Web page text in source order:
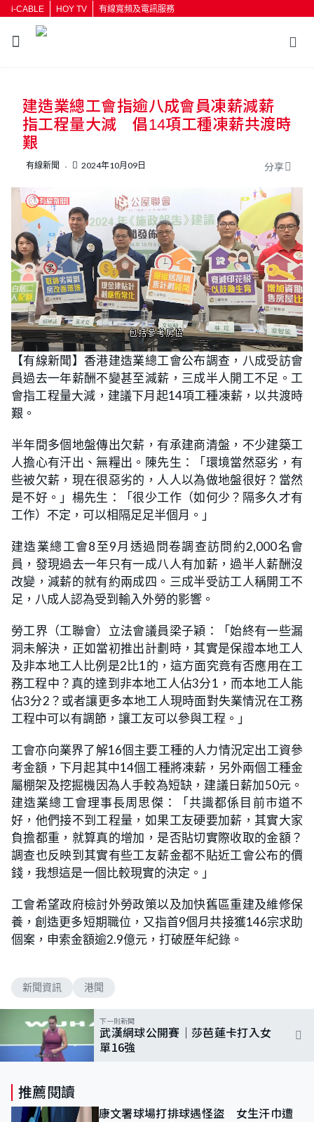
i-CABLE HOY TV 有線寬頻及電訊服務
按輸入鍵開始搜尋
建造業總工會指逾八成會員凍薪減薪
指工程量大減 倡14項工種凍薪共渡時
艱
有線新聞 2024年10月09日 分享
U
n
m
t
e
L
o
a
d
e
3
%
【有線新聞】香港建造業總工會公布調查，八成受訪會
員過去一年薪酬不變甚至減薪，三成半人開工不足。工
會指工程量大減，建議下月起14項工種凍薪，以共渡時
艱。
半年間多個地盤傳出欠薪，有承建商清盤，不少建築工
人擔心有汗出、無糧出。陳先生：「環境當然惡劣，有
些被欠薪，現在很惡劣的，人人以為做地盤很好？當然
是不好。」楊先生：「很少工作（如何少？隔多久才有
工作）不定，可以相隔足足半個月。」
建造業總工會8至9月透過問卷調查訪問約2,000名會
員，發現過去一年只有一成八人有加薪，過半人薪酬沒
改變，減薪的就有約兩成四。三成半受訪工人稱開工不
足，八成人認為受到輸入外勞的影響。
勞工界（工聯會）立法會議員梁子穎：「始終有一些漏
洞未解決，正如當初推出計劃時，其實是保證本地工人
及非本地工人比例是2比1的，這方面究竟有否應用在工
務工程中？真的達到非本地工人佔3分1，而本地工人能
佔3分2？或者讓更多本地工人現時面對失業情況在工務
工程中可以有調節，讓工友可以參與工程。」
工會亦向業界了解16個主要工種的人力情況定出工資參
考金額，下月起其中14個工種將凍薪，另外兩個工種金
屬棚架及挖掘機因為人手較為短缺，建議日薪加50元。
建造業總工會理事長周思傑：「共識都係目前市道不
好，他們接不到工程量，如果工友硬要加薪，其實大家
負擔都重，就算真的增加，是否貼切實際收取的金額？
調查也反映到其實有些工友薪金都不貼近工會公布的價
錢，我想這是一個比較現實的決定。」
工會希望政府檢討外勞政策以及加快舊區重建及維修保
養，創造更多短期職位，又指首9個月共接獲146宗求助
個案，申索金額逾2.9億元，打破歷年紀錄。
新聞資訊 港聞
下一則新聞
武漢網球公開賽｜莎芭蓮卡打入女
單16強
推薦閱讀
康文署球場打排球遇怪盜 女生汗巾遭